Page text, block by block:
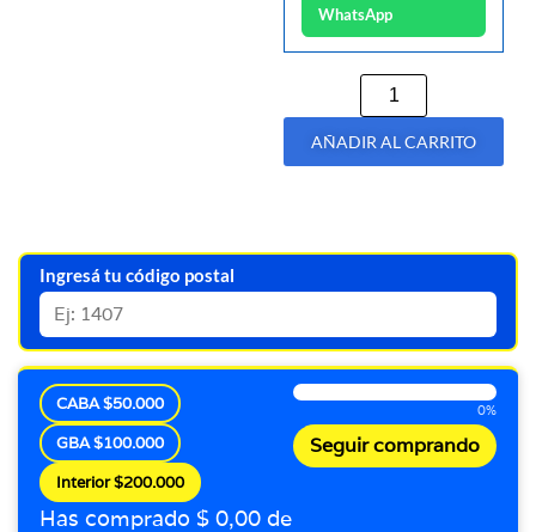
WhatsApp
AÑADIR AL CARRITO
Ingresá tu código postal
CABA $50.000
GBA $100.000
Interior $200.000
Has comprado $ 0,00 de
0%
Seguir comprando